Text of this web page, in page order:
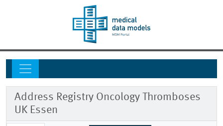
Address Registry Oncology Thromboses
UK Essen